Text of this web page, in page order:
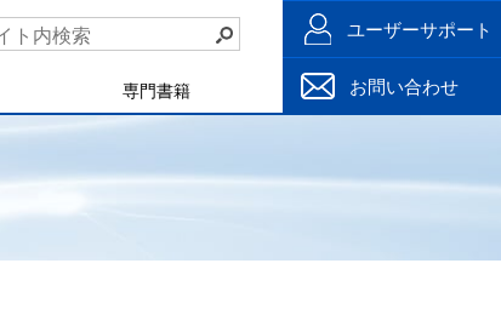
専門書籍
ユーザーサポート
お問い合わせ